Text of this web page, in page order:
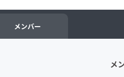
ー・ヘルスケア
メンバー
メ